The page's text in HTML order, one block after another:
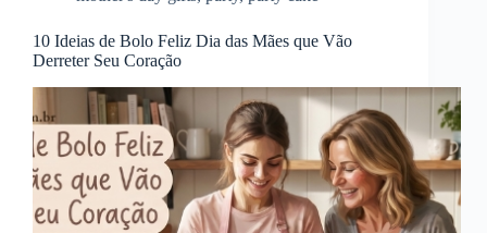
10 Ideias de Bolo Feliz Dia das Mães que Vão
Derreter Seu Coração